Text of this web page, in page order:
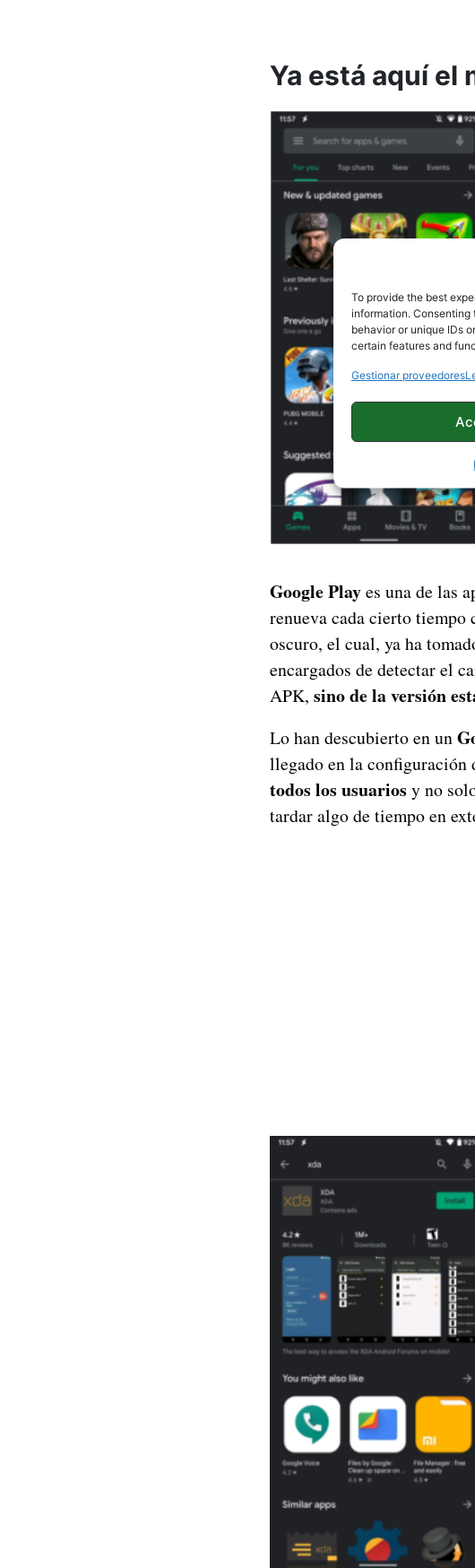
To provide the best
information.
behavior or unique IDs
certain features and
Gestionar proveedores
Ya está aquí el
Google Playes una de las
renueva cada cierto
oscuro, el cual, ya ha
encargados de detectar el
APK, sino de la versión
Lo han descubierto en un
llegado en la configuración
todos los usuarios y no
tardar algo de tiempo en